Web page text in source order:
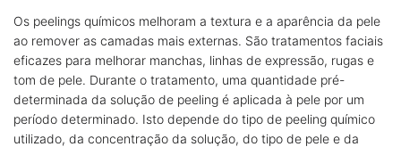
Os peelings químicos melhoram a textura e a aparência da pele
ao remover as camadas mais externas. São tratamentos faciais
eficazes para melhorar manchas, linhas de expressão, rugas e
tom de pele. Durante o tratamento, uma quantidade pré-
determinada da solução de peeling é aplicada à pele por um
período determinado. Isto depende do tipo de peeling químico
utilizado, da concentração da solução, do tipo de pele e da